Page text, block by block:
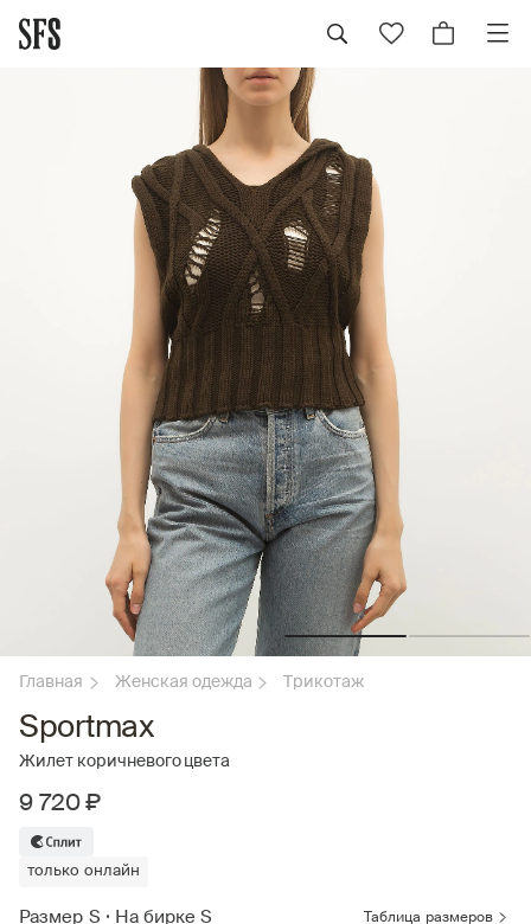
Главная Женская одежда Трикотаж
Sportmax
Жилет коричневого цвета
9 720 ₽
только онлайн
Размер S • На бирке S Таблица размеров